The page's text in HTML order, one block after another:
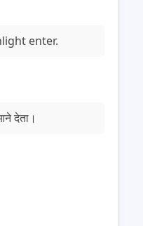
enter.
देता।